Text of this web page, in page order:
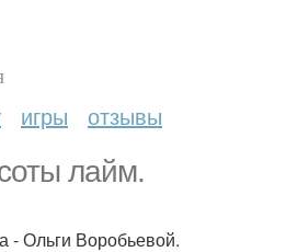
игры отзывы
лайм.
- Ольги Воробьевой.